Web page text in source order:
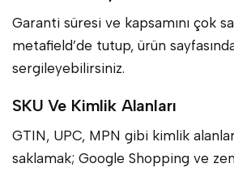
Garanti süresi ve kapsamını çok
metafield’de tutup, ürün
sergileyebilirsiniz.
SKU Ve Kimlik Alanları
GTIN, UPC, MPN gibi kimlik
saklamak; Google Shopping ve